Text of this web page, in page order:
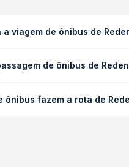
viagem de ônibus de
as condições de tráfego. Na
de ônibus de
da compra. Na Quero
ônibus fazem a rota de